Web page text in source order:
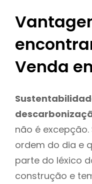
Venda
não é
ordem do dia e
parte do léxico
construção e